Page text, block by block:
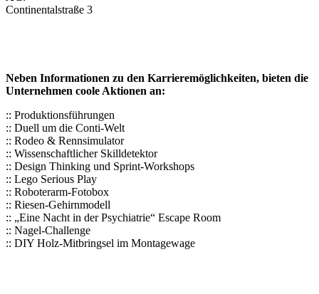
Continentalstraße 3
Neben Informationen zu den Karrieremöglichkeiten, bieten die
Unternehmen coole Aktionen an:
:: Produktionsführungen
:: Duell um die Conti-Welt
:: Rodeo & Rennsimulator
:: Wissenschaftlicher Skilldetektor
:: Design Thinking und Sprint-Workshops
:: Lego Serious Play
:: Roboterarm-Fotobox
:: Riesen-Gehirnmodell
:: „Eine Nacht in der Psychiatrie“ Escape Room
:: Nagel-Challenge
:: DIY Holz-Mitbringsel im Montagewage